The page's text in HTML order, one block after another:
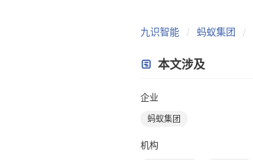
九识智能 蚂蚁集团
本文涉及
企业
蚂蚁集团
机构